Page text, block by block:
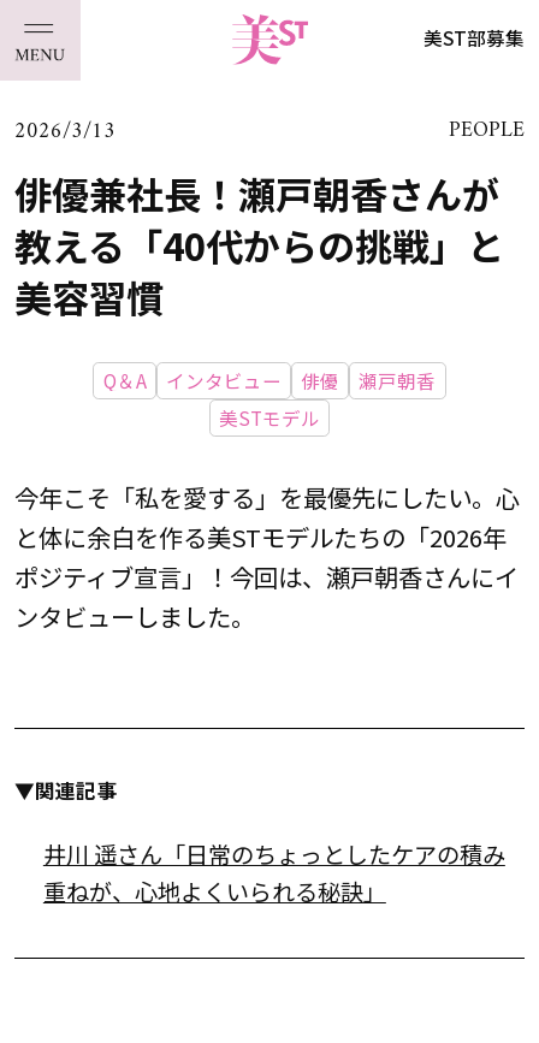
美ST部募集
2026/3/13 PEOPLE
俳優兼社長！瀬戸朝香さんが
教える「40代からの挑戦」と
美容習慣
Q＆A インタビュー 俳優
瀬戸朝香
美STモデル
今年こそ「私を愛する」を最優先にしたい。心
と体に余白を作る美STモデルたちの「2026年
ポジティブ宣言」！今回は、瀬戸朝香さんにイ
ンタビューしました。
▼関連記事
井川 遥さん「日常のちょっとしたケアの積み
重ねが、心地よくいられる秘訣」